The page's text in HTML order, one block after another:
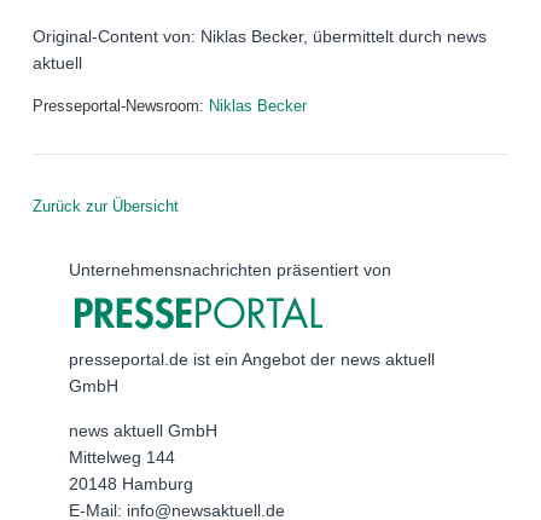
Original-Content von: Niklas Becker, übermittelt durch news
aktuell
Presseportal-Newsroom: Niklas Becker
Zurück zur Übersicht
Unternehmensnachrichten präsentiert von
presseportal.de ist ein Angebot der news aktuell
GmbH
news aktuell GmbH
Mittelweg 144
20148 Hamburg
E-Mail: info@newsaktuell.de